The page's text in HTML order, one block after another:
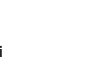
ulicę